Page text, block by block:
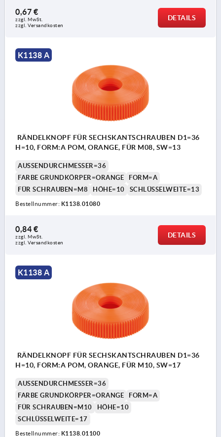
0,67 €
zzgl. MwSt.
zzgl. Versandkosten
DETAILS
K1138 A
RÄNDELKNOPF FÜR SECHSKANTSCHRAUBEN D1=36
H=10, FORM:A POM, ORANGE, FÜR M08, SW=13
AUSSENDURCHMESSER=36
FARBE GRUNDKÖRPER=ORANGE
FORM=A
FÜR SCHRAUBEN=M8
HÖHE=10 SCHLÜSSELWEITE=13
Bestellnummer: K1138.01080
0,84 €
zzgl. MwSt.
zzgl. Versandkosten
DETAILS
K1138 A
RÄNDELKNOPF FÜR SECHSKANTSCHRAUBEN D1=36
H=10, FORM:A POM, ORANGE, FÜR M10, SW=17
AUSSENDURCHMESSER=36
FARBE GRUNDKÖRPER=ORANGE
FORM=A
FÜR SCHRAUBEN=M10
HÖHE=10
SCHLÜSSELWEITE=17
Bestellnummer: K1138.01100